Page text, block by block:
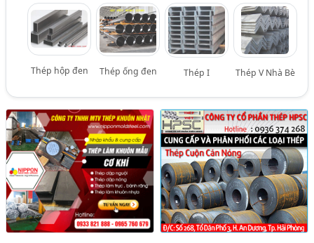
Thép hộp đen Thép ống đen Thép I Thép V Nhà Bè